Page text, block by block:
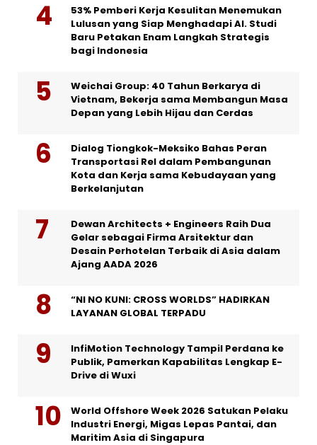
53% Pemberi Kerja Kesulitan Menemukan
Lulusan yang Siap Menghadapi AI. Studi
Baru Petakan Enam Langkah Strategis
bagi Indonesia
Weichai Group: 40 Tahun Berkarya di
Vietnam, Bekerja sama Membangun Masa
Depan yang Lebih Hijau dan Cerdas
Dialog Tiongkok-Meksiko Bahas Peran
Transportasi Rel dalam Pembangunan
Kota dan Kerja sama Kebudayaan yang
Berkelanjutan
Dewan Architects + Engineers Raih Dua
Gelar sebagai Firma Arsitektur dan
Desain Perhotelan Terbaik di Asia dalam
Ajang AADA 2026
“NI NO KUNI: CROSS WORLDS” HADIRKAN
LAYANAN GLOBAL TERPADU
InfiMotion Technology Tampil Perdana ke
Publik, Pamerkan Kapabilitas Lengkap E-
Drive di Wuxi
World Offshore Week 2026 Satukan Pelaku
Industri Energi, Migas Lepas Pantai, dan
Maritim Asia di Singapura